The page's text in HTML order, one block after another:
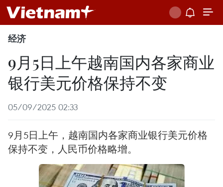
经济
9月5日上午越南国内各家商业
银行美元价格保持不变
05/09/2025 02:33
9月5日上午，越南国内各家商业银行美元价格
保持不变，人民币价格略增。